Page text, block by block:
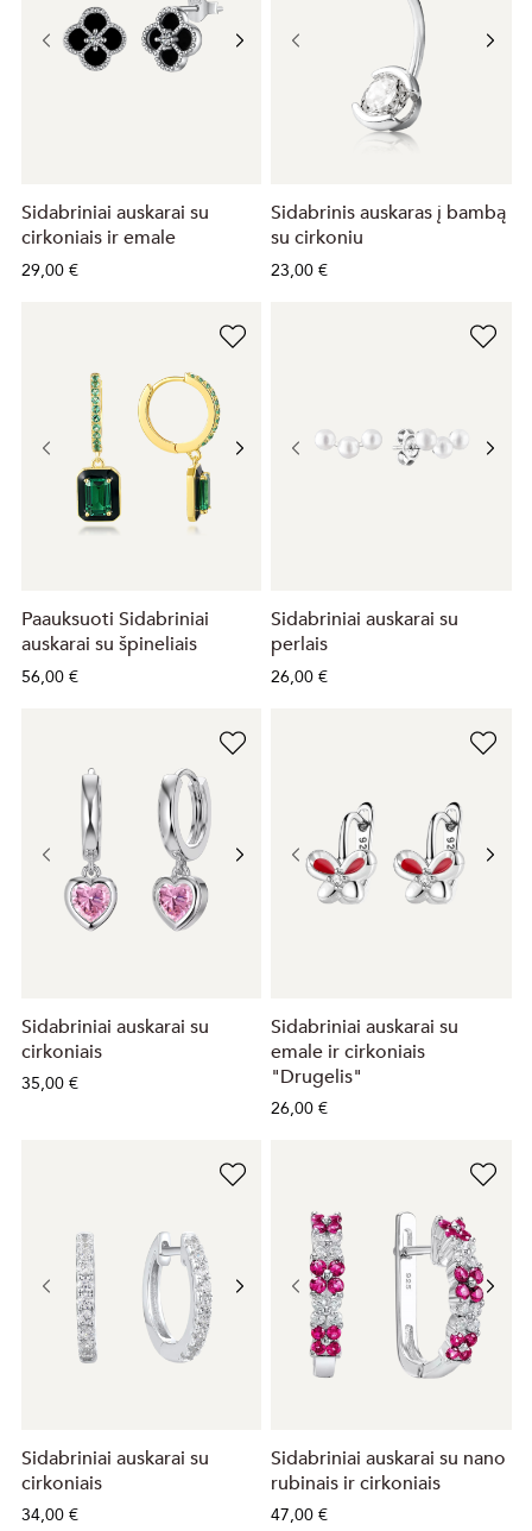
Sidabriniai auskarai su
cirkoniais ir emale
29,00 €
Sidabrinis auskaras į bambą
su cirkoniu
23,00 €
Paauksuoti Sidabriniai
auskarai su špineliais
56,00 €
Sidabriniai auskarai su
perlais
26,00 €
Sidabriniai auskarai su
cirkoniais
35,00 €
Sidabriniai auskarai su
emale ir cirkoniais
"Drugelis"
26,00 €
Sidabriniai auskarai su
cirkoniais
34,00 €
Sidabriniai auskarai su nano
rubinais ir cirkoniais
47,00 €